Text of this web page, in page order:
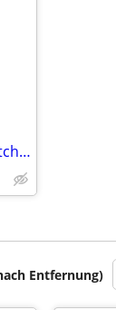
Google pixel 9pro xl plus two Google 3 watches 45mm
Entfernung)